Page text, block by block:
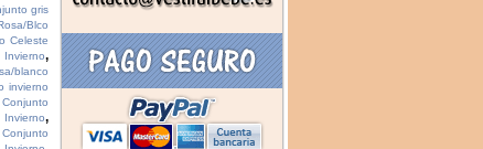
gris
Blco
Celeste
Invierno,
blanco
invierno
Conjunto
,
Conjunto